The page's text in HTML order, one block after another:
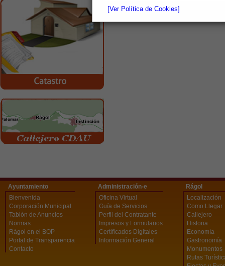
[Ver Política de Cookies]
Ayuntamiento
Bienvenida
Corporación Municipal
Tablón de Anuncios
Normas
Rágol en el BOP
Portal de Transparencia
Contacto
Administración-e
Oficina Virtual
Guía de Servicios
Perfil del Contratante
Impresos y Formularios
Certificados Digitales
Información General
Rágol
Localización
Como Llegar
Callejero
Historia
Economía
Gastronomía
Monumentos
Rutas